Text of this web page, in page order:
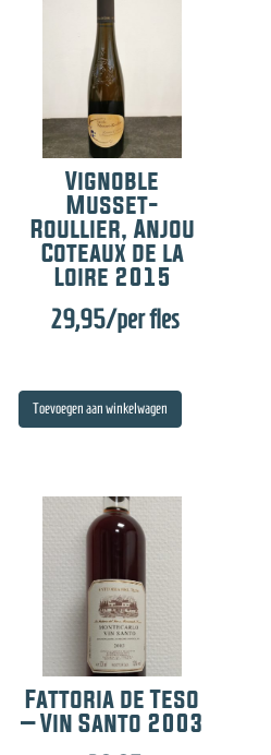
Vignoble
Musset-
Roullier, Anjou
Coteaux de la
Loire 2015
29,95/per fles
Toevoegen aan winkelwagen
Fattoria de Teso
– Vin Santo 2003